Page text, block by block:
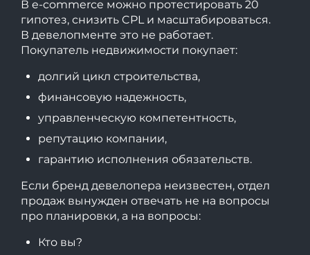
В e-commerce можно протестировать 20
гипотез, снизить CPL и масштабироваться.
В девелопменте это не работает.
Покупатель недвижимости покупает:
долгий цикл строительства,
финансовую надежность,
управленческую компетентность,
репутацию компании,
гарантию исполнения обязательств.
Если бренд девелопера неизвестен, отдел
продаж вынужден отвечать не на вопросы
про планировки, а на вопросы:
Кто вы?